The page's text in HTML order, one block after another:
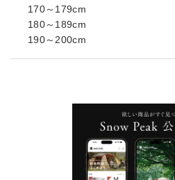
170～179cm
180～189cm
190～200cm